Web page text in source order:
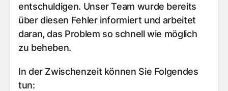
entschuldigen. Unser Team wurde bereits
über diesen Fehler informiert und arbeitet
daran, das Problem so schnell wie möglich
zu beheben.
In der Zwischenzeit können Sie Folgendes
tun: